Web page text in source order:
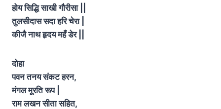
होय सिद्धि साखी गौरीसा ||
तुलसीदास सदा हरि चेरा |
कीजै नाथ हृदय महँ डेर||
दोहा
पवन तनय संकट हरन,
मंगल मूरति रूप|
राम लखन सीता सहित,